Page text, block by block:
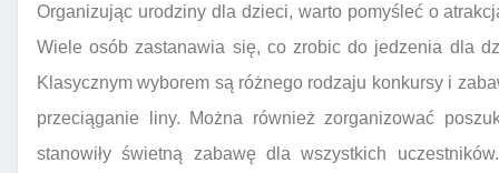
Organizując urodziny dla dzieci, warto pomyśleć o
Wiele osób zastanawia się, co zrobic do jedzenia dla
Klasycznym wyborem są różnego rodzaju konkursy i
przeciąganie liny. Można również zorganizować
stanowiły świetną zabawę dla wszystkich